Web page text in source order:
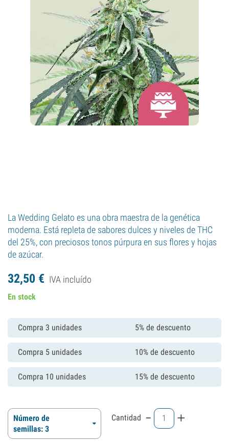
La Wedding Gelato es una obra maestra de la genética
moderna. Está repleta de sabores dulces y niveles de THC
del 25%, con preciosos tonos púrpura en sus flores y hojas
de azúcar.
32,50 € IVA incluído
En stock
Compra 3 unidades 5% de descuento
Compra 5 unidades 10% de descuento
Compra 10 unidades 15% de descuento
Número de
semillas: 3
Cantidad - +